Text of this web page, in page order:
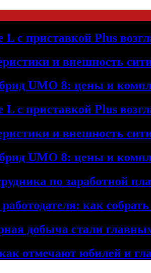
с приставкой Plus
и внешность
UMO 8: цены и
с приставкой Plus
и внешность
UMO 8: цены и
по заработной
как
добыча стали
отмечают юбилей и